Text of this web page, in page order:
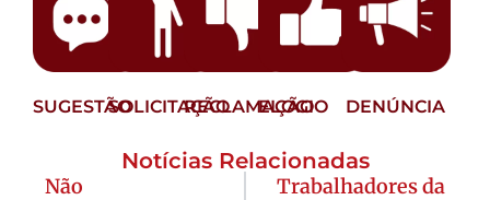
SUGESTÃOSOLICITAÇÃORECLAMAÇÃO
ELOGIO DENÚNCIA
Notícias Relacionadas
Não
Trabalhadores da